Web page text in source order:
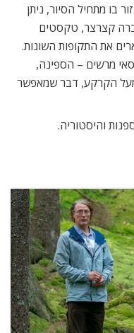
בו מתחיל הסיור, ניתן
קצרצר, טקסטים
את התקופות השונות.
מרשים – הספינה,
הורמה 3.3 מטרים מעל הקרקע, דבר שמאפשר
והיסטוריה.